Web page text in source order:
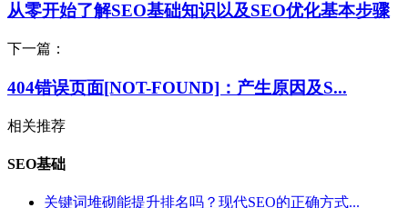
从零开始了解SEO基础知识以及SEO优化基本步骤
下一篇：
404错误页面[NOT-FOUND]：产生原因及S...
相关推荐
SEO基础
关键词堆砌能提升排名吗？现代SEO的正确方式...